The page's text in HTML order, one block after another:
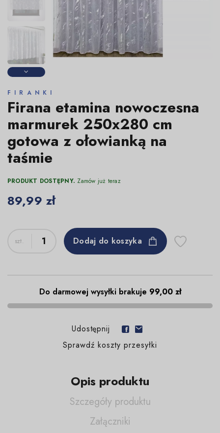
FIRANKI
Firana etamina nowoczesna
marmurek 250x280 cm
gotowa z ołowianką na
taśmie
PRODUKT DOSTĘPNY. Zamów już teraz
89,99 zł
Dodaj do koszyka
Do darmowej wysyłki brakuje 99,00 zł
Udostępnij
Sprawdź koszty przesyłki
Opis produktu
Szczegóły produktu
Załączniki